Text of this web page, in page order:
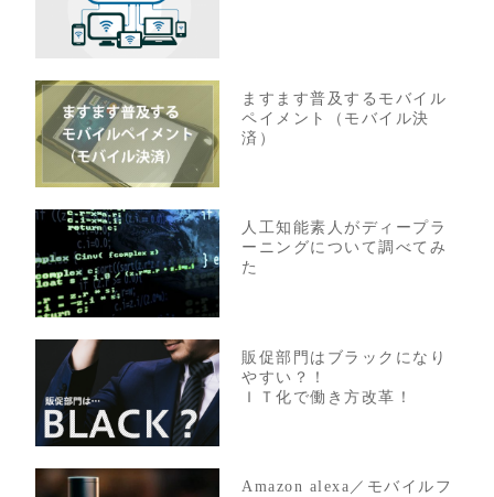
ますます普及するモバイル
ペイメント（モバイル決
済）
人工知能素人がディープラ
ーニングについて調べてみ
た
販促部門はブラックになり
やすい？！
ＩＴ化で働き方改革！
Amazon alexa／モバイルフ